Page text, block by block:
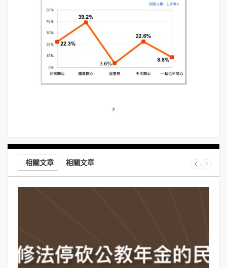
相關文章 相關文章